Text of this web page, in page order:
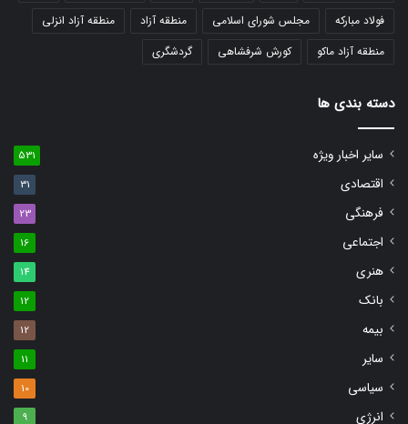
فولاد مبارکه
مجلس شورای اسلامی منطقه آزاد
منطقه آزاد انزلی
منطقه آزاد ماکو
کورش شرفشاهی گردشگری
دسته بندی ها
سایر اخبار ویژه 531
اقتصادی 31
فرهنگی 23
اجتماعی 16
هنری 14
بانک 12
بیمه 12
سایر 11
سیاسی 10
انرژی 9